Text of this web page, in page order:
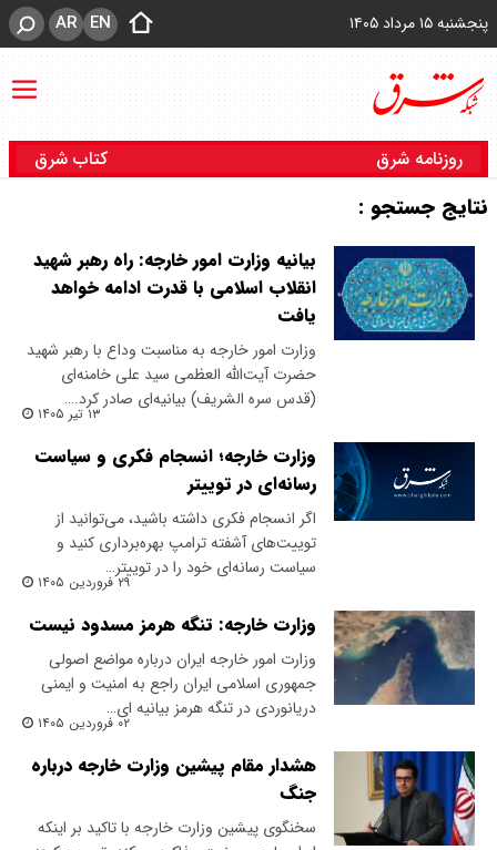
پنجشنبه ۱۵ مرداد ۱۴۰۵ EN
AR
روزنامه شرق کتاب شرق
نتایج جستجو :
بیانیه وزارت امور خارجه: راه رهبر شهید
انقلاب اسلامی با قدرت ادامه خواهد
یافت
وزارت امور خارجه به مناسبت وداع با رهبر شهید
حضرت آیت‌الله العظمی سید علی خامنه‌ای
(قدس سره الشریف) بیانیه‌ای صادر کرد.…
۱۳ تیر ۱۴۰۵
وزارت خارجه؛ انسجام فکری و سیاست
رسانه‌ای در توییتر
اگر انسجام فکری داشته باشید، می‌توانید از
توییت‌های آشفته ترامپ بهره‌برداری کنید و
سیاست رسانه‌ای خود را در توییتر…
۲۹ فروردین ۱۴۰۵
وزارت خارجه: تنگه هرمز مسدود نیست
وزارت امور خارجه ایران درباره مواضع اصولی
جمهوری اسلامی ایران راجع به امنیت و ایمنی
دریانوردی در تنگه هرمز بیانیه ای…
۰۲ فروردین ۱۴۰۵
هشدار مقام پیشین وزارت خارجه درباره
جنگ
سخنگوی پیشین وزارت خارجه با تاکید بر اینکه